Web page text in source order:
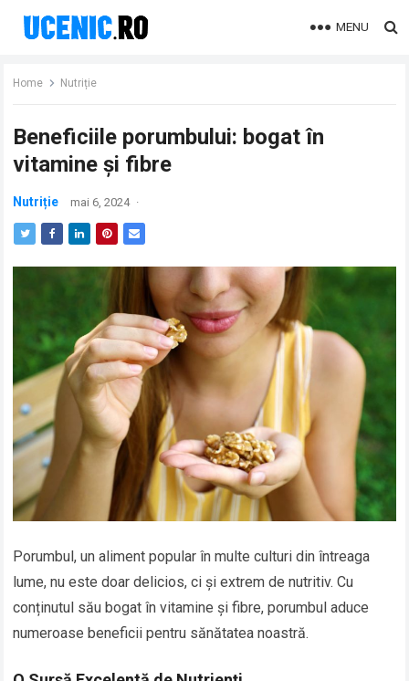
MENU
Home Nutriție
Beneficiile porumbului: bogat în
vitamine și fibre
Nutriție mai 6, 2024 ·
Porumbul, un aliment popular în multe culturi din întreaga
lume, nu este doar delicios, ci și extrem de nutritiv. Cu
conținutul său bogat în vitamine și fibre, porumbul aduce
numeroase beneficii pentru sănătatea noastră.